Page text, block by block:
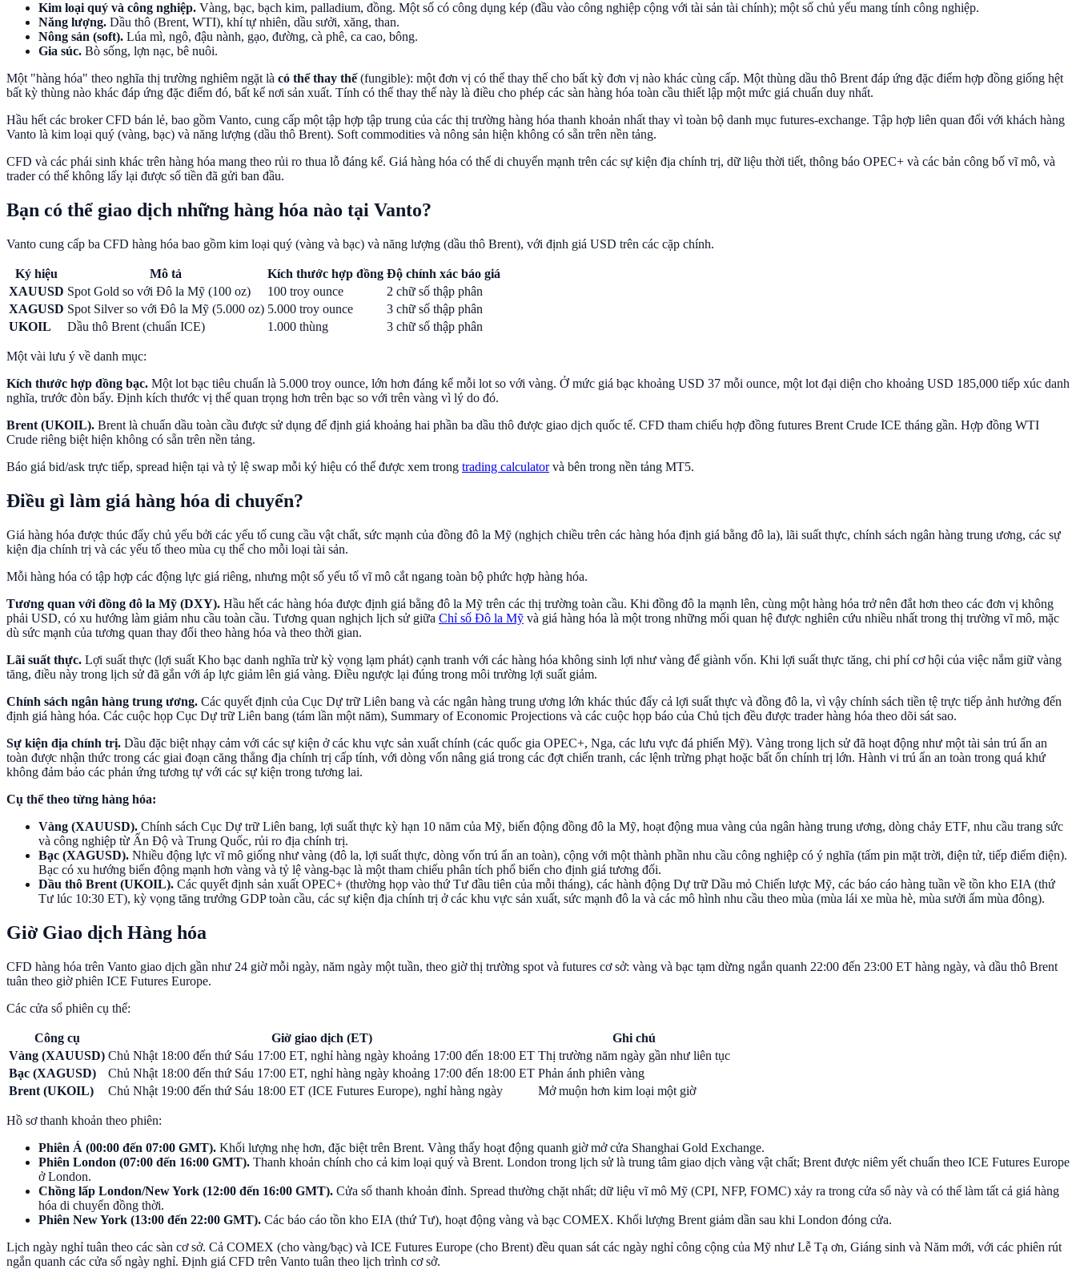
Kim loại quý và công nghiệp. Vàng, bạc, bạch kim, palladium, đồng. Một số có công dụng kép (đầu vào công nghiệp cộng với tài sản tài chính); một số chủ yếu mang tính công nghiệp.
Năng lượng. Dầu thô (Brent, WTI), khí tự nhiên, dầu sưởi, xăng, than.
Nông sản (soft). Lúa mì, ngô, đậu nành, gạo, đường, cà phê, ca cao, bông.
Gia súc. Bò sống, lợn nạc, bê nuôi.
Một "hàng hóa" theo nghĩa thị trường nghiêm ngặt là có thể thay thế(fungible): một đơn vị có thể thay thế cho bất kỳ đơn vị nào khác cùng cấp. Một thùng dầu thô Brent đáp ứng đặc điểm hợp đồng giống hệt
bất kỳ thùng nào khác đáp ứng đặc điểm đó, bất kể nơi sản xuất. Tính có thể thay thế này là điều cho phép các sàn hàng hóa toàn cầu thiết lập một mức giá chuẩn duy nhất.
Hầu hết các broker CFD bán lẻ, bao gồm Vanto, cung cấp một tập hợp tập trung của các thị trường hàng hóa thanh khoản nhất thay vì toàn bộ danh mục futures-exchange. Tập hợp liên quan đối với khách hàng
Vanto là kim loại quý (vàng, bạc) và năng lượng (dầu thô Brent). Soft commodities và nông sản hiện không có sẵn trên nền tảng.
CFD và các phái sinh khác trên hàng hóa mang theo rủi ro thua lỗ đáng kể. Giá hàng hóa có thể di chuyển mạnh trên các sự kiện địa chính trị, dữ liệu thời tiết, thông báo OPEC+ và các bản công bố vĩ mô, và
trader có thể không lấy lại được số tiền đã gửi ban đầu.
Bạn có thể giao dịch những hàng hóa nào tại Vanto?
Vanto cung cấp ba CFD hàng hóa bao gồm kim loại quý (vàng và bạc) và năng lượng (dầu thô Brent), với định giá USD trên các cặp chính.
Ký hiệu Mô tả Kích thước hợp đồng Độ chính xác báo giá
XAUUSD Spot Gold so với Đô la Mỹ (100 oz) 100 troy ounce
2 chữ số thập phân
XAGUSD Spot Silver so với Đô la Mỹ (5.000 oz) 5.000 troy ounce
3 chữ số thập phân
UKOIL
Dầu thô Brent (chuẩn ICE) 1.000 thùng 3 chữ số thập phân
Một vài lưu ý về danh mục:
Kích thước hợp đồng bạc. Một lot bạc tiêu chuẩn là 5.000 troy ounce, lớn hơn đáng kể mỗi lot so với vàng. Ở mức giá bạc khoảng USD 37 mỗi ounce, một lot đại diện cho khoảng USD 185,000 tiếp xúc danh
nghĩa, trước đòn bẩy. Định kích thước vị thế quan trọng hơn trên bạc so với trên vàng vì lý do đó.
Brent (UKOIL). Brent là chuẩn dầu toàn cầu được sử dụng để định giá khoảng hai phần ba dầu thô được giao dịch quốc tế. CFD tham chiếu hợp đồng futures Brent Crude ICE tháng gần. Hợp đồng WTI
Crude riêng biệt hiện không có sẵn trên nền tảng.
Báo giá bid/ask trực tiếp, spread hiện tại và tỷ lệ swap mỗi ký hiệu có thể được xem trong trading calculatorvà bên trong nền tảng MT5.
Điều gì làm giá hàng hóa di chuyển?
Giá hàng hóa được thúc đẩy chủ yếu bởi các yếu tố cung cầu vật chất, sức mạnh của đồng đô la Mỹ (nghịch chiều trên các hàng hóa định giá bằng đô la), lãi suất thực, chính sách ngân hàng trung ương, các sự
kiện địa chính trị và các yếu tố theo mùa cụ thể cho mỗi loại tài sản.
Mỗi hàng hóa có tập hợp các động lực giá riêng, nhưng một số yếu tố vĩ mô cắt ngang toàn bộ phức hợp hàng hóa.
Tương quan với đồng đô la Mỹ (DXY). Hầu hết các hàng hóa được định giá bằng đô la Mỹ trên các thị trường toàn cầu. Khi đồng đô la mạnh lên, cùng một hàng hóa trở nên đắt hơn theo các đơn vị không
phải USD, có xu hướng làm giảm nhu cầu toàn cầu. Tương quan nghịch lịch sử giữa Chỉ số Đô la Mỹ và giá hàng hóa là một trong những mối quan hệ được nghiên cứu nhiều nhất trong thị trường vĩ mô, mặc
dù sức mạnh của tương quan thay đổi theo hàng hóa và theo thời gian.
Lãi suất thực. Lợi suất thực (lợi suất Kho bạc danh nghĩa trừ kỳ vọng lạm phát) cạnh tranh với các hàng hóa không sinh lợi như vàng để giành vốn. Khi lợi suất thực tăng, chi phí cơ hội của việc nắm giữ vàng
tăng, điều này trong lịch sử đã gắn với áp lực giảm lên giá vàng. Điều ngược lại đúng trong môi trường lợi suất giảm.
Chính sách ngân hàng trung ương. Các quyết định của Cục Dự trữ Liên bang và các ngân hàng trung ương lớn khác thúc đẩy cả lợi suất thực và đồng đô la, vì vậy chính sách tiền tệ trực tiếp ảnh hưởng đến
định giá hàng hóa. Các cuộc họp Cục Dự trữ Liên bang (tám lần một năm), Summary of Economic Projections và các cuộc họp báo của Chủ tịch đều được trader hàng hóa theo dõi sát sao.
Sự kiện địa chính trị. Dầu đặc biệt nhạy cảm với các sự kiện ở các khu vực sản xuất chính (các quốc gia OPEC+, Nga, các lưu vực đá phiến Mỹ). Vàng trong lịch sử đã hoạt động như một tài sản trú ẩn an
toàn được nhận thức trong các giai đoạn căng thẳng địa chính trị cấp tính, với dòng vốn nâng giá trong các đợt chiến tranh, các lệnh trừng phạt hoặc bất ổn chính trị lớn. Hành vi trú ẩn an toàn trong quá khứ
không đảm bảo các phản ứng tương tự với các sự kiện trong tương lai.
Cụ thể theo từng hàng hóa:
Vàng (XAUUSD). Chính sách Cục Dự trữ Liên bang, lợi suất thực kỳ hạn 10 năm của Mỹ, biến động đồng đô la Mỹ, hoạt động mua vàng của ngân hàng trung ương, dòng chảy ETF, nhu cầu trang sức
và công nghiệp từ Ấn Độ và Trung Quốc, rủi ro địa chính trị.
Bạc (XAGUSD). Nhiều động lực vĩ mô giống như vàng (đô la, lợi suất thực, dòng vốn trú ẩn an toàn), cộng với một thành phần nhu cầu công nghiệp có ý nghĩa (tấm pin mặt trời, điện tử, tiếp điểm điện).
Bạc có xu hướng biến động mạnh hơn vàng và tỷ lệ vàng-bạc là một tham chiếu phân tích phổ biến cho định giá tương đối.
Dầu thô Brent (UKOIL). Các quyết định sản xuất OPEC+ (thường họp vào thứ Tư đầu tiên của mỗi tháng), các hành động Dự trữ Dầu mỏ Chiến lược Mỹ, các báo cáo hàng tuần về tồn kho EIA (thứ
Tư lúc 10:30 ET), kỳ vọng tăng trưởng GDP toàn cầu, các sự kiện địa chính trị ở các khu vực sản xuất, sức mạnh đô la và các mô hình nhu cầu theo mùa (mùa lái xe mùa hè, mùa sưởi ấm mùa đông).
Giờ Giao dịch Hàng hóa
CFD hàng hóa trên Vanto giao dịch gần như 24 giờ mỗi ngày, năm ngày một tuần, theo giờ thị trường spot và futures cơ sở: vàng và bạc tạm dừng ngắn quanh 22:00 đến 23:00 ET hàng ngày, và dầu thô Brent
tuân theo giờ phiên ICE Futures Europe.
Các cửa sổ phiên cụ thể:
Công cụ Giờ giao dịch (ET)
Ghi chú
Vàng (XAUUSD) Chủ Nhật 18:00 đến thứ Sáu 17:00 ET, nghỉ hàng ngày khoảng 17:00 đến 18:00 ET Thị trường năm ngày gần như liên tục
Bạc (XAGUSD)
Chủ Nhật 18:00 đến thứ Sáu 17:00 ET, nghỉ hàng ngày khoảng 17:00 đến 18:00 ET Phản ánh phiên vàng
Brent (UKOIL)
Chủ Nhật 19:00 đến thứ Sáu 18:00 ET (ICE Futures Europe), nghỉ hàng ngày Mở muộn hơn kim loại một giờ
Hồ sơ thanh khoản theo phiên:
Phiên Á (00:00 đến 07:00 GMT). Khối lượng nhẹ hơn, đặc biệt trên Brent. Vàng thấy hoạt động quanh giờ mở cửa Shanghai Gold Exchange.
Phiên London (07:00 đến 16:00 GMT). Thanh khoản chính cho cả kim loại quý và Brent. London trong lịch sử là trung tâm giao dịch vàng vật chất; Brent được niêm yết chuẩn theo ICE Futures Europe
ở London.
Chồng lấp London/New York (12:00 đến 16:00 GMT). Cửa sổ thanh khoản đỉnh. Spread thường chặt nhất; dữ liệu vĩ mô Mỹ (CPI, NFP, FOMC) xảy ra trong cửa sổ này và có thể làm tất cả giá hàng
hóa di chuyển đồng thời.
Phiên New York (13:00 đến 22:00 GMT). Các báo cáo tồn kho EIA (thứ Tư), hoạt động vàng và bạc COMEX. Khối lượng Brent giảm dần sau khi London đóng cửa.
Lịch ngày nghỉ tuân theo các sàn cơ sở. Cả COMEX (cho vàng/bạc) và ICE Futures Europe (cho Brent) đều quan sát các ngày nghỉ công cộng của Mỹ như Lễ Tạ ơn, Giáng sinh và Năm mới, với các phiên rút
ngắn quanh các cửa sổ ngày nghỉ. Định giá CFD trên Vanto tuân theo lịch trình cơ sở.